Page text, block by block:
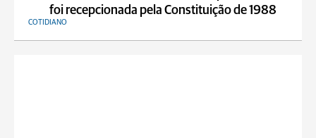
foi recepcionada pela Constituição de 1988
COTIDIANO